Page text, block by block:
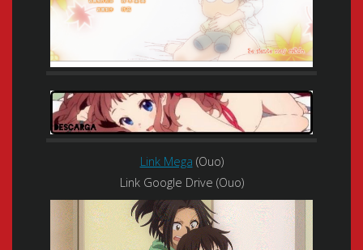
Link Mega (Ouo)
Link Google Drive (Ouo)